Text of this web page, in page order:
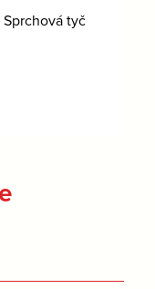
Sprchová tyč